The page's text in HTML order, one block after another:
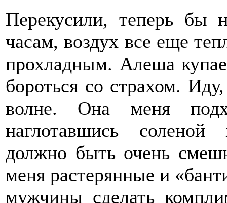
Перекусили, теперь бы
часам, воздух все еще
прохладным. Алеша
бороться со страхом.
волне. Она меня
наглотавшись
должно быть очень
меня растерянные и
мужчины сделать